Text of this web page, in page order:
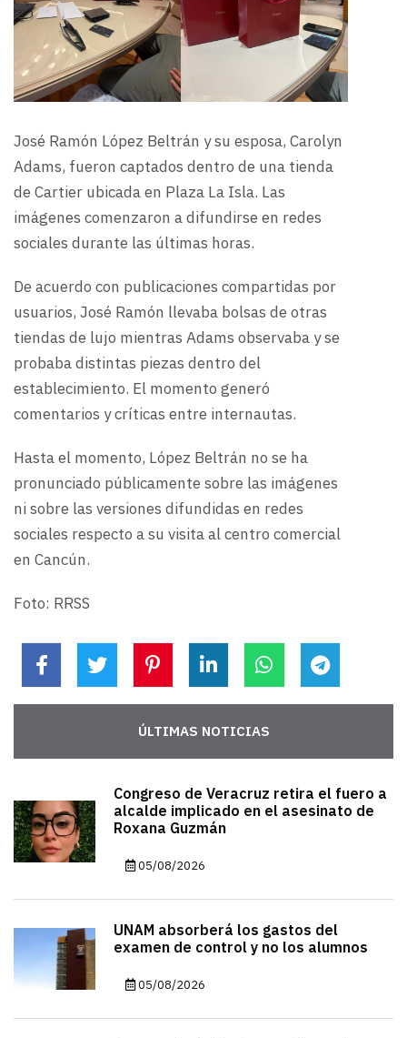
José Ramón López Beltrán y su esposa, Carolyn
Adams, fueron captados dentro de una tienda
de Cartier ubicada en Plaza La Isla. Las
imágenes comenzaron a difundirse en redes
sociales durante las últimas horas.
De acuerdo con publicaciones compartidas por
usuarios, José Ramón llevaba bolsas de otras
tiendas de lujo mientras Adams observaba y se
probaba distintas piezas dentro del
establecimiento. El momento generó
comentarios y críticas entre internautas.
Hasta el momento, López Beltrán no se ha
pronunciado públicamente sobre las imágenes
ni sobre las versiones difundidas en redes
sociales respecto a su visita al centro comercial
en Cancún.
Foto: RRSS
ÚLTIMAS NOTICIAS
Congreso de Veracruz retira el fuero a
alcalde implicado en el asesinato de
Roxana Guzmán
05/08/2026
UNAM absorberá los gastos del
examen de control y no los alumnos
05/08/2026